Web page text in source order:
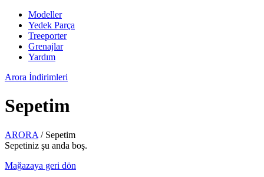
Modeller
Yedek Parça
Treeporter
Grenajlar
Yardım
Arora İndirimleri
Sepetim
ARORA / Sepetim
Sepetiniz şu anda boş.
Mağazaya geri dön